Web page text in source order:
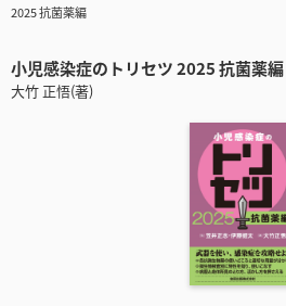
2025 抗菌薬編
小児感染症のトリセツ 2025 抗菌薬編
大竹 正悟(著)